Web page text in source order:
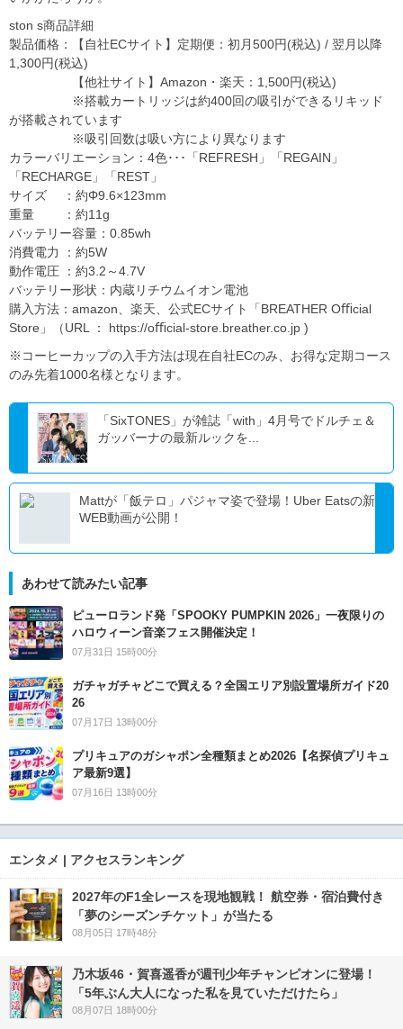
ston s商品詳細
製品価格：【自社ECサイト】定期便：初月500円(税込) / 翌月以降
1,300円(税込)
【他社サイト】Amazon・楽天：1,500円(税込)
※搭載カートリッジは約400回の吸引ができるリキッド
が搭載されています
※吸引回数は吸い方により異なります
カラーバリエーション：4色･･･「REFRESH」「REGAIN」
「RECHARGE」「REST」
サイズ ：約Φ9.6×123mm
重量 ：約11g
バッテリー容量：0.85wh
消費電力 ：約5W
動作電圧 ：約3.2～4.7V
バッテリー形状：内蔵リチウムイオン電池
購入方法：amazon、楽天、公式ECサイト「BREATHER Oﬃcial
Store」（URL ： https://oﬃcial-store.breather.co.jp )
※コーヒーカップの入手方法は現在自社ECのみ、お得な定期コース
のみ先着1000名様となります。
「SixTONES」が雑誌「with」4月号でドルチェ＆
ガッバーナの最新ルックを...
Mattが「飯テロ」パジャマ姿で登場！Uber Eatsの新
WEB動画が公開！
あわせて読みたい記事
ピューロランド発「SPOOKY PUMPKIN 2026」一夜限りの
ハロウィーン音楽フェス開催決定！
07月31日 15時00分
ガチャガチャどこで買える？全国エリア別設置場所ガイド20
26
07月17日 13時00分
プリキュアのガシャポン全種類まとめ2026【名探偵プリキュ
ア最新9選】
07月16日 13時00分
エンタメ | アクセスランキング
2027年のF1全レースを現地観戦！ 航空券・宿泊費付き
「夢のシーズンチケット」が当たる
08月05日 17時48分
乃木坂46・賀喜遥香が週刊少年チャンピオンに登場！
「5年ぶん大人になった私を見ていただけたら」
08月07日 18時00分